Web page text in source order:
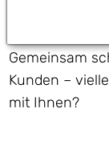
Vereinbarkeit
Gemeinsam
Kunden –
mit Ihnen?